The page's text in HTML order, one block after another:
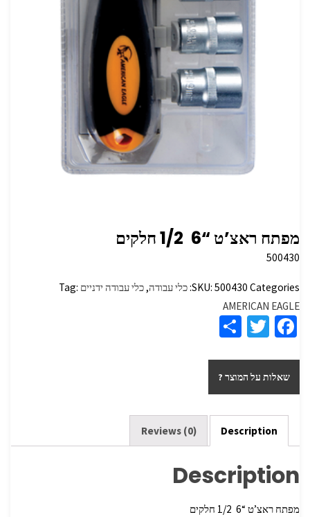
מפתח ראצ’ט “6 ‏ 1/2 חלקים
500430
SKU: 500430 Categories: כלי עבודה,כלי עבודה ידניים Tag:
AMERICAN EAGLE
Fa
b
o
o
k
T
tt
er
ar
e
שאלות על המוצר ?
Description
Reviews (0)
Description
מפתח ראצ’ט “6 ‏ 1/2 חלקים